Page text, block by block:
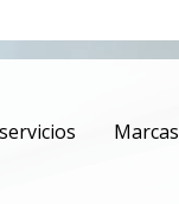
Marcas